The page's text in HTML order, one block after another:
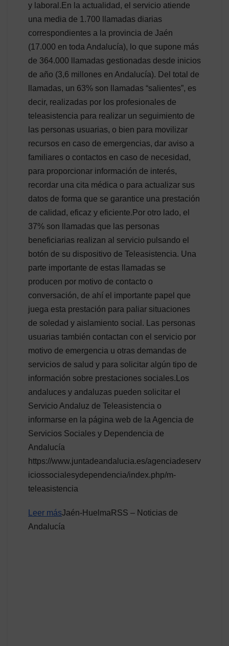
y laboral.En la actualidad, el servicio atiende
una media de 1.700 llamadas diarias
correspondientes a la provincia de Jaén
(17.000 en toda Andalucía), lo que supone más
de 364.000 llamadas gestionadas desde inicios
de año (3,6 millones en Andalucía). Del total de
llamadas, un 63% son llamadas “salientes”, es
decir, realizadas por los profesionales de
teleasistencia para realizar un seguimiento de
las personas usuarias, o bien para movilizar
recursos en caso de emergencias, dar aviso a
familiares o contactos en caso de necesidad,
para proporcionar información de interés,
recordar una cita médica o para actualizar sus
datos de forma que se garantice una prestación
de calidad, eficaz y eficiente.Por otro lado, el
37% son llamadas que las personas
beneficiarias realizan al servicio pulsando el
botón de su dispositivo de Teleasistencia. Una
parte importante de estas llamadas se
producen por motivo de contacto o
conversación, de ahí el importante papel que
juega esta prestación para paliar situaciones
de soledad y aislamiento social. Las personas
usuarias también contactan con el servicio por
motivo de emergencia u otras demandas de
servicios de salud y para solicitar algún tipo de
información sobre prestaciones sociales.Los
andaluces y andaluzas pueden solicitar el
Servicio Andaluz de Teleasistencia o
informarse en la página web de la Agencia de
Servicios Sociales y Dependencia de
Andalucía
https://www.juntadeandalucia.es/agenciadeserv
iciossocialesydependencia/index.php/m-
teleasistencia
Leer másJaén-HuelmaRSS – Noticias de
Andalucía